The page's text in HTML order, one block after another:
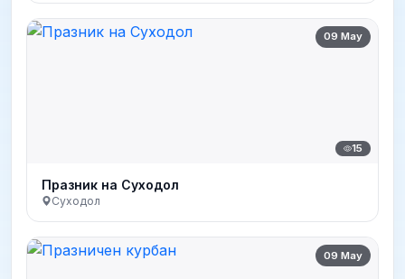
09 May
15
Празник на Суходол
Суходол
09 May